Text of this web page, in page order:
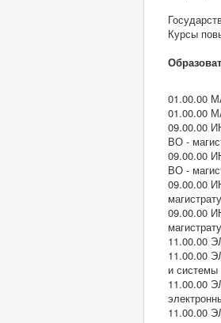
Курсы
01.00.00
01.00.00
09.00.00
ВО -
09.00.00
ВО -
09.00.00
09.00.00
11.00.00
11.00.00
и системы
11.00.00
11.00.00